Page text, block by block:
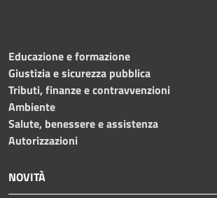
Educazione e formazione
Giustizia e sicurezza pubblica
Tributi, finanze e contravvenzioni
Ambiente
Salute, benessere e assistenza
Autorizzazioni
NOVITÀ